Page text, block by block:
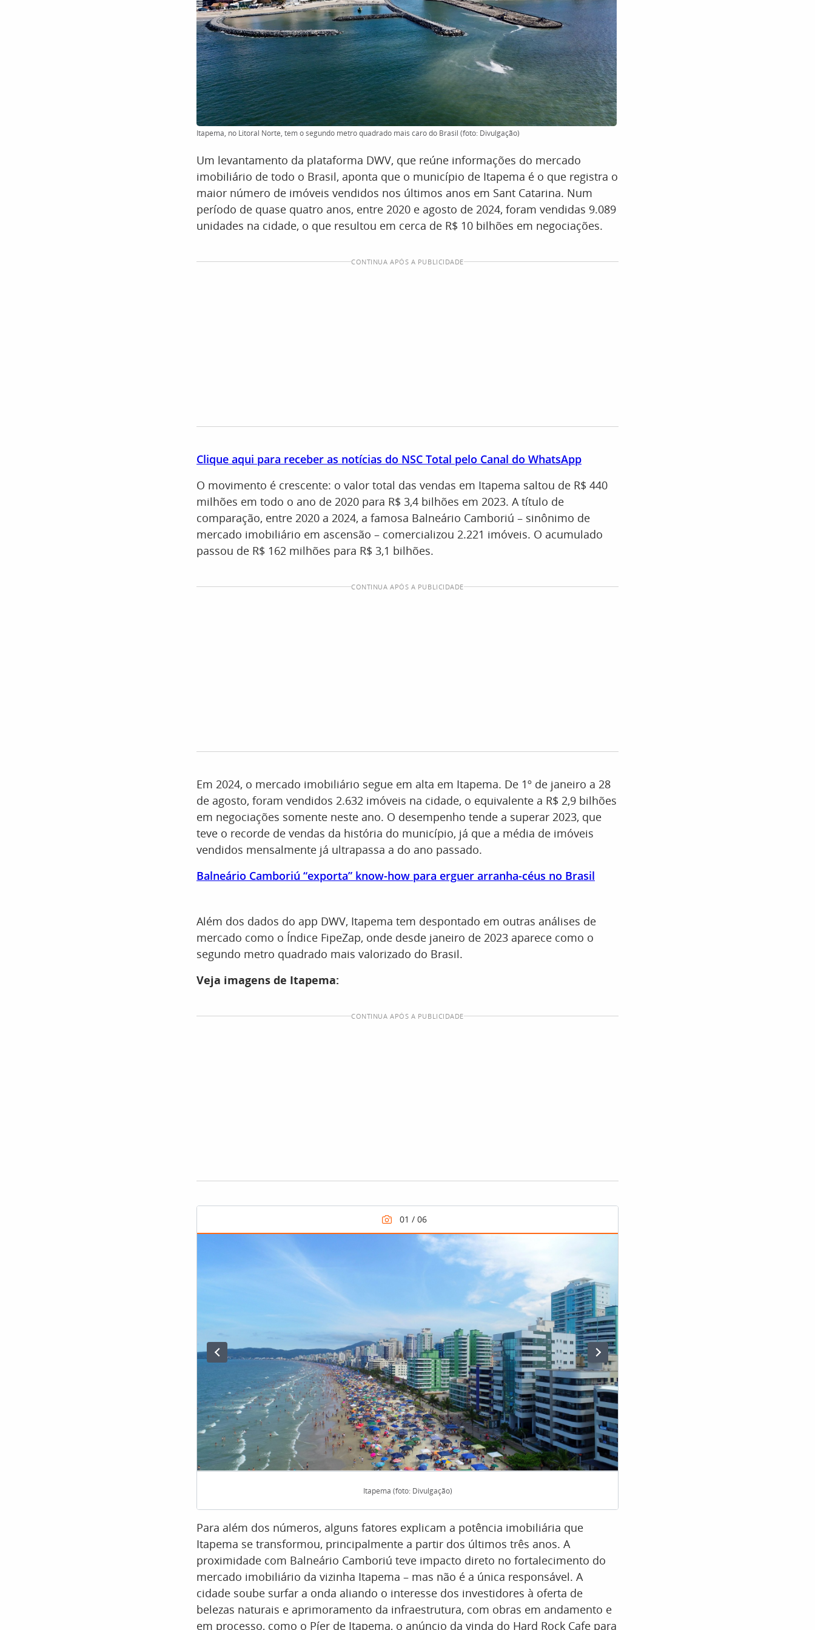
Itapema, no Litoral Norte, tem o segundo metro quadrado mais caro do Brasil (foto: Divulgação)
Um levantamento da plataforma DWV, que reúne informações do mercado
imobiliário de todo o Brasil, aponta que o município de Itapema é o que registra o
maior número de imóveis vendidos nos últimos anos em Sant Catarina. Num
período de quase quatro anos, entre 2020 e agosto de 2024, foram vendidas 9.089
unidades na cidade, o que resultou em cerca de R$ 10 bilhões em negociações.
CONTINUA APÓS A PUBLICIDADE
Clique aqui para receber as notícias do NSC Total pelo Canal do WhatsApp
O movimento é crescente: o valor total das vendas em Itapema saltou de R$ 440
milhões em todo o ano de 2020 para R$ 3,4 bilhões em 2023. A título de
comparação, entre 2020 a 2024, a famosa Balneário Camboriú – sinônimo de
mercado imobiliário em ascensão – comercializou 2.221 imóveis. O acumulado
passou de R$ 162 milhões para R$ 3,1 bilhões.
CONTINUA APÓS A PUBLICIDADE
Em 2024, o mercado imobiliário segue em alta em Itapema. De 1º de janeiro a 28
de agosto, foram vendidos 2.632 imóveis na cidade, o equivalente a R$ 2,9 bilhões
em negociações somente neste ano. O desempenho tende a superar 2023, que
teve o recorde de vendas da história do município, já que a média de imóveis
vendidos mensalmente já ultrapassa a do ano passado.
Balneário Camboriú “exporta” know-how para erguer arranha-céus no Brasil
Além dos dados do app DWV, Itapema tem despontado em outras análises de
mercado como o Índice FipeZap, onde desde janeiro de 2023 aparece como o
segundo metro quadrado mais valorizado do Brasil.
Veja imagens de Itapema:
CONTINUA APÓS A PUBLICIDADE
Itapema (foto: Divulgação)
Para além dos números, alguns fatores explicam a potência imobiliária que
Itapema se transformou, principalmente a partir dos últimos três anos. A
proximidade com Balneário Camboriú teve impacto direto no fortalecimento do
mercado imobiliário da vizinha Itapema – mas não é a única responsável. A
cidade soube surfar a onda aliando o interesse dos investidores à oferta de
belezas naturais e aprimoramento da infraestrutura, com obras em andamento e
em processo, como o Píer de Itapema, o anúncio da vinda do Hard Rock Cafe para